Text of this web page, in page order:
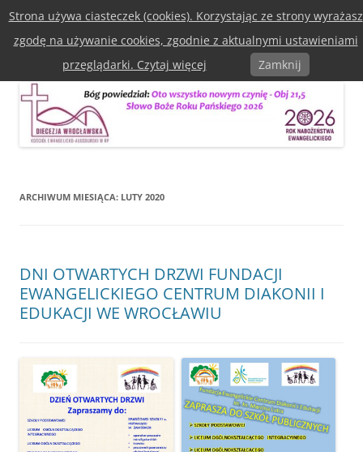
do
treściDiecezja Wrocławska Kościoła
Ewangelicko-Augsburska w RP
Menu
ARCHIWUM MIESIĄCA: LUTY 2020
DNI OTWARTYCH DRZWI FUNDACJI
EWANGELICKIEGO CENTRUM DIAKONII I
EDUKACJI WE WROCŁAWIU
Strona używa ciasteczek (cookies). Korzystając ze strony wyrażasz
zgodę na używanie cookies, zgodnie z aktualnymi ustawieniami
przeglądarki. Czytaj więcej
Zamknij